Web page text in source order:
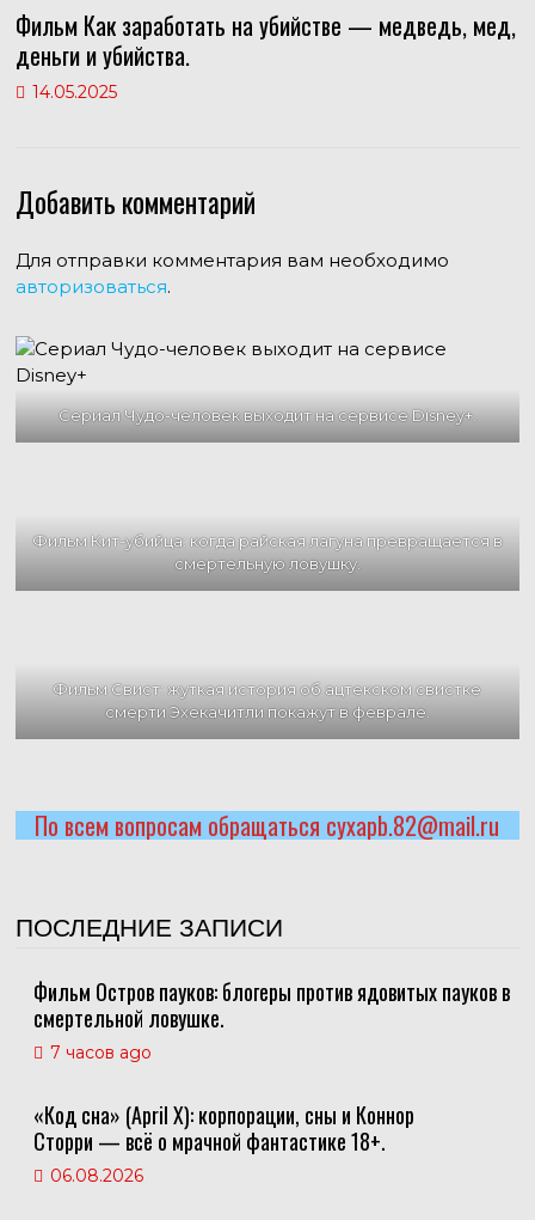
Фильм Как заработать на убийстве — медведь, мед,
деньги и убийства.
14.05.2025
Добавить комментарий
Для отправки комментария вам необходимо
авторизоваться.
Сериал Чудо-человек выходит на сервисе Disney+.
Фильм Кит-убийца: когда райская лагуна превращается в
смертельную ловушку.
Фильм Свист: жуткая история об ацтекском свистке
смерти Эхекачитли покажут в феврале.
По всем вопросам обращаться cyxapb.82@mail.ru
ПОСЛЕДНИЕ ЗАПИСИ
Фильм Остров пауков: блогеры против ядовитых пауков в
смертельной ловушке.
7 часов ago
«Код сна» (April X): корпорации, сны и Коннор
Сторри — всё о мрачной фантастике 18+.
06.08.2026